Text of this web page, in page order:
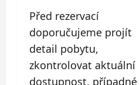
Před rezervací
doporučujeme projít
detail pobytu,
zkontrolovat aktuální
dostupnost, případné